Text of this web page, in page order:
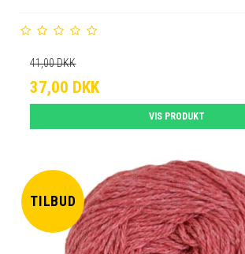
41,00 DKK
37,00 DKK
VIS PRODUKT
TILBUD